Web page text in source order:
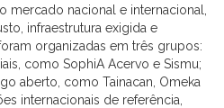
nacional e internacional,
infraestrutura exigida e
organizadas em três grupos:
como SophiA Acervo e Sismu;
aberto, como Tainacan, Omeka
internacionais de referência,